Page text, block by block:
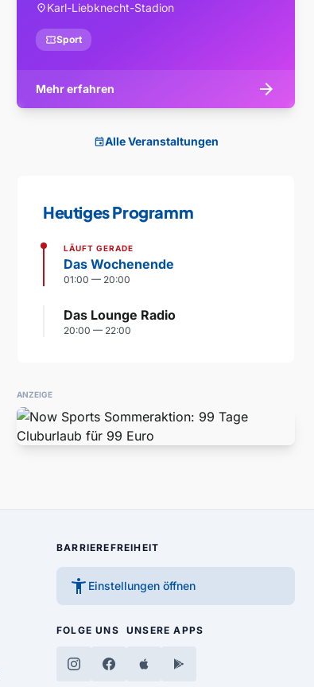
location_onKarl-Liebknecht-Stadion
confirmation_numberSport
Mehr erfahren arrow_forward
eventAlle Veranstaltungen
Heutiges Programm
LÄUFT GERADE
Das Wochenende
01:00 — 20:00
Das Lounge Radio
20:00 — 22:00
ANZEIGE
BARRIEREFREIHEIT
accessibility_new Einstellungen öffnen
FOLGE UNS UNSERE APPS